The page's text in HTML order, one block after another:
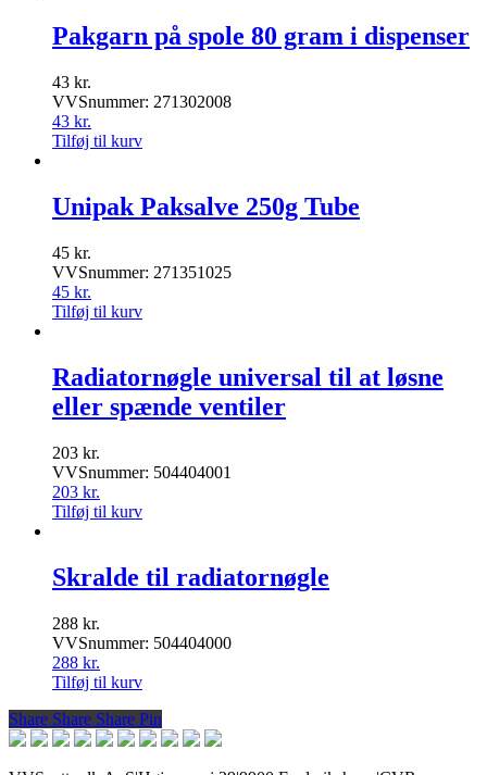
Pakgarn på spole 80 gram i dispenser
43 kr.
VVSnummer: 271302008
43 kr.
Tilføj til kurv
Unipak Paksalve 250g Tube
45 kr.
VVSnummer: 271351025
45 kr.
Tilføj til kurv
Radiatornøgle universal til at løsne
eller spænde ventiler
203 kr.
VVSnummer: 504404001
203 kr.
Tilføj til kurv
Skralde til radiatornøgle
288 kr.
VVSnummer: 504404000
288 kr.
Tilføj til kurv
Share
Share Share Share Pin